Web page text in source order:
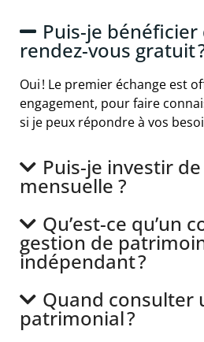
Puis-je bénéficier
rendez-vous gratuit
Oui ! Le premier échange est
engagement, pour faire
si je peux répondre à vos
Puis-je investir
mensuelle ?
Qu’est-ce qu’un
gestion de
indépendant ?
Quand consulter
patrimonial ?